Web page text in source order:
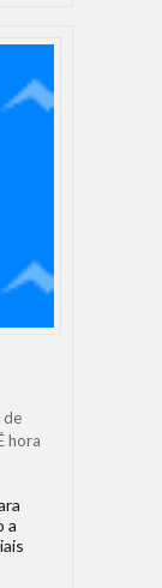
de
hora
a